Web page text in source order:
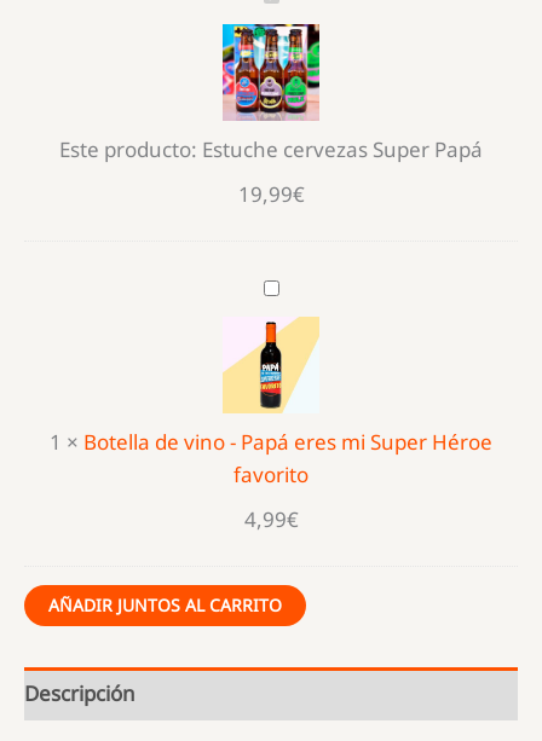
cervezas
Super
Papá
Este producto: Estuche cervezas Super Papá
19,99€
Botella
de
vino
-
Papá
eres
mi
Super
favorito
1 × Botella de vino - Papá eres mi Super Héroe
favorito
4,99€
AÑADIR JUNTOS AL CARRITO
Descripción